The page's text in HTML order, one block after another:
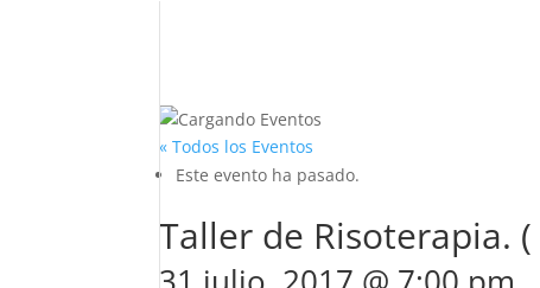
« Todos los Eventos
Este evento ha pasado.
Taller de Risoterapia.